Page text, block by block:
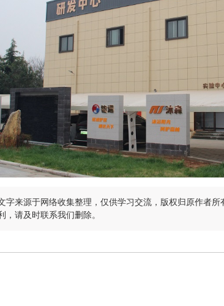
字来源于网络收集整理，仅供学习交流，版权归原作者
请及时联系我们删除。